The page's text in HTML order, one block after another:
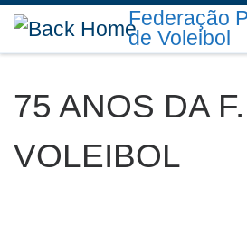
Skip to content Federação
de Voleibol
75 ANOS DA F.
VOLEIBOL